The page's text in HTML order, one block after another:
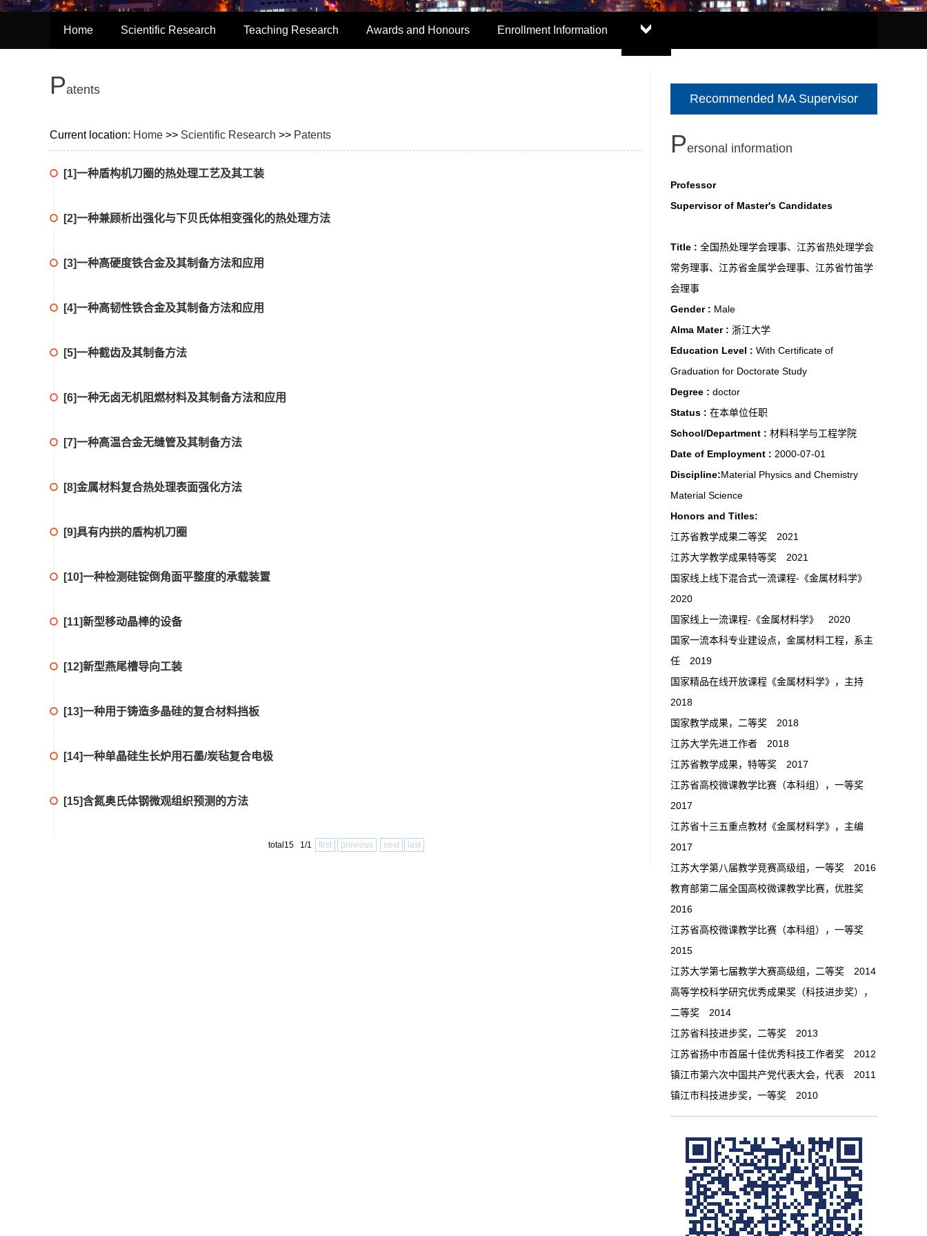
Home Scientific Research Teaching Research Awards and Honours Enrollment Information
Patents
Current location: Home >> Scientific Research >> Patents
[1]一种盾构机刀圈的热处理工艺及其工装
[2]一种兼顾析出强化与下贝氏体相变强化的热处理方法
[3]一种高硬度铁合金及其制备方法和应用
[4]一种高韧性铁合金及其制备方法和应用
[5]一种截齿及其制备方法
[6]一种无卤无机阻燃材料及其制备方法和应用
[7]一种高温合金无缝管及其制备方法
[8]金属材料复合热处理表面强化方法
[9]具有内拱的盾构机刀圈
[10]一种检测硅锭倒角面平整度的承载装置
[11]新型移动晶棒的设备
[12]新型燕尾槽导向工装
[13]一种用于铸造多晶硅的复合材料挡板
[14]一种单晶硅生长炉用石墨/炭毡复合电极
[15]含氮奥氏体钢微观组织预测的方法
total15 1/1 first previous next last
Recommended MA Supervisor
Personal information
Professor
Supervisor of Master's Candidates
Title : 全国热处理学会理事、江苏省热处理学会
常务理事、江苏省金属学会理事、江苏省竹笛学
会理事
Gender : Male
Alma Mater : 浙江大学
Education Level : With Certificate of
Graduation for Doctorate Study
Degree : doctor
Status : 在本单位任职
School/Department : 材料科学与工程学院
Date of Employment : 2000-07-01
Discipline:Material Physics and Chemistry
Material Science
Honors and Titles:
江苏省教学成果二等奖 2021
江苏大学教学成果特等奖 2021
国家线上线下混合式一流课程-《金属材料学》
2020
国家线上一流课程-《金属材料学》 2020
国家一流本科专业建设点，金属材料工程，系主
任 2019
国家精品在线开放课程《金属材料学》，主持
2018
国家教学成果，二等奖 2018
江苏大学先进工作者 2018
江苏省教学成果，特等奖 2017
江苏省高校微课教学比赛（本科组），一等奖
2017
江苏省十三五重点教材《金属材料学》，主编
2017
江苏大学第八届教学竞赛高级组，一等奖 2016
教育部第二届全国高校微课教学比赛，优胜奖
2016
江苏省高校微课教学比赛（本科组），一等奖
2015
江苏大学第七届教学大赛高级组，二等奖 2014
高等学校科学研究优秀成果奖（科技进步奖），
二等奖 2014
江苏省科技进步奖，二等奖 2013
江苏省扬中市首届十佳优秀科技工作者奖 2012
镇江市第六次中国共产党代表大会，代表 2011
镇江市科技进步奖，一等奖 2010